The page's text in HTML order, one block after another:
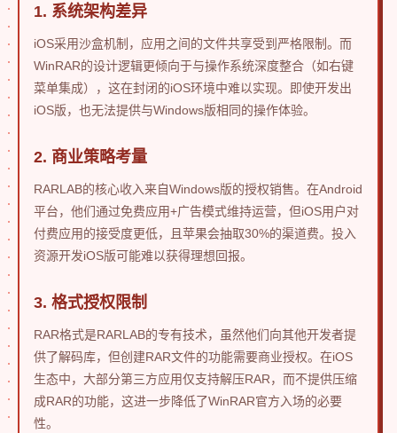
1. 系统架构差异
iOS采用沙盒机制，应用之间的文件共享受到严格限制。而
WinRAR的设计逻辑更倾向于与操作系统深度整合（如右键
菜单集成），这在封闭的iOS环境中难以实现。即使开发出
iOS版，也无法提供与Windows版相同的操作体验。
2. 商业策略考量
RARLAB的核心收入来自Windows版的授权销售。在Android
平台，他们通过免费应用+广告模式维持运营，但iOS用户对
付费应用的接受度更低，且苹果会抽取30%的渠道费。投入
资源开发iOS版可能难以获得理想回报。
3. 格式授权限制
RAR格式是RARLAB的专有技术，虽然他们向其他开发者提
供了解码库，但创建RAR文件的功能需要商业授权。在iOS
生态中，大部分第三方应用仅支持解压RAR，而不提供压缩
成RAR的功能，这进一步降低了WinRAR官方入场的必要
性。